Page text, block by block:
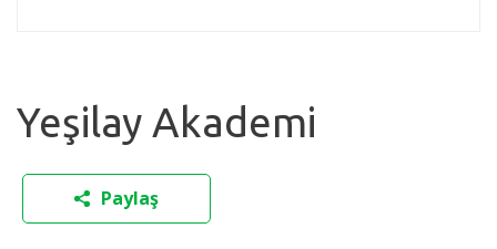
Yeşilay Akademi
Paylaş